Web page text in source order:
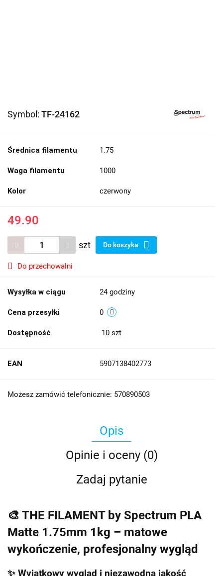
Symbol: TF-24162
Średnica filamentu 1.75
Waga filamentu 1000
Kolor czerwony
49.90
szt Do koszyka
Do przechowalni
Wysyłka w ciągu 24 godziny
Cena przesyłki 0
Dostępność 10 szt
EAN 5907138402773
Możesz zamówić telefonicznie: 570890503
Opis
Opinie i oceny (0)
Zadaj pytanie
🎨 THE FILAMENT by Spectrum PLA
Matte 1.75mm 1kg – matowe
wykończenie, profesjonalny wygląd
✨ Wyjątkowy wygląd i niezawodna jakość